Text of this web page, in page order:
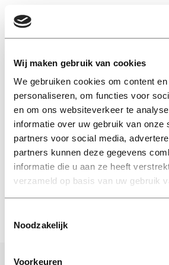
Wij maken gebruik van cookies
We gebruiken cookies om content
personaliseren, om functies voor
en om ons websiteverkeer te
informatie over uw gebruik van onze
partners voor social media,
partners kunnen deze gegevens
informatie die u aan ze heeft
verzameld op basis van uw gebruik
Noodzakelijk
Voorkeuren
Goldman sachs
Nieuws
TiU-
winnaar WK:
13 juni 2018